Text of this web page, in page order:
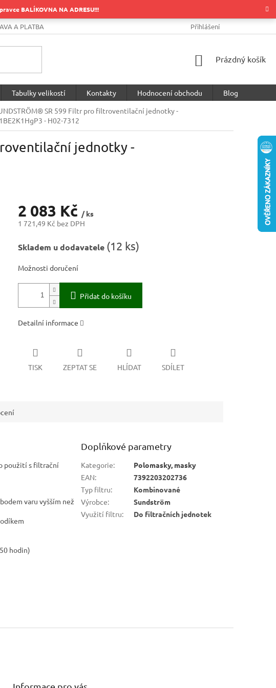
BALÍKOVNA NA ADRESU!!!
A PLATBA PODMÍNKY OCHRANY OSOBNÍCH
Přihlášení
NÁKUPNÍ
Prázdný košík
Tabulky velikostí Kontakty Hodnocení obchodu Blog
SR 599 Filtr pro filtroventilační jednotky -
- H02-7312
jednotky -
2 083 Kč / ks
1 721,49 Kč bez DPH
cena:
Skladem u dodavatele (12 ks)
Možnosti doručení
Přidat do košíku
Detailní informace
TISK ZEPTAT SE HLÍDAT SDÍLET
použití s filtrační
varu vyšším než
hodin)
Doplňkové parametry
Kategorie:
Polomasky, masky
EAN:
7392203202736
Typ filtru:
Kombinované
Výrobce:
Sundström
Využití filtru: Do filtračních jednotek